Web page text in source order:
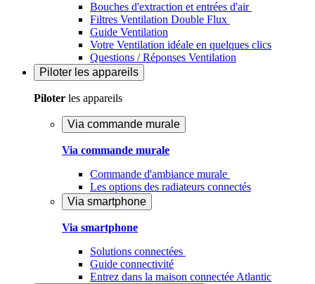
Bouches d'extraction et entrées d'air
Filtres Ventilation Double Flux
Guide Ventilation
Votre Ventilation idéale en quelques clics
Questions / Réponses Ventilation
Piloter les appareils
Piloter les appareils
Via commande murale
Via commande murale
Commande d'ambiance murale
Les options des radiateurs connectés
Via smartphone
Via smartphone
Solutions connectées
Guide connectivité
Entrez dans la maison connectée Atlantic